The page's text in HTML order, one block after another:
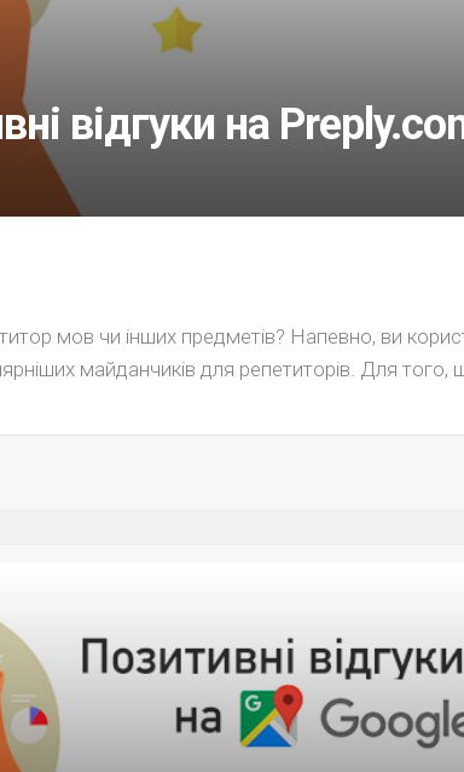
відгуки на
мов чи інших предметів? Напевно, ви
майданчиків для репетиторів. Для того,